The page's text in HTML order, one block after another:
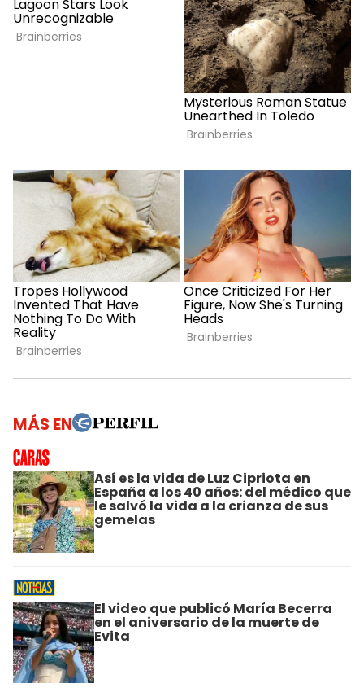
MÁS EN
Así es la vida de Luz Cipriota en
España a los 40 años: del médico que
le salvó la vida a la crianza de sus
gemelas
El video que publicó María Becerra
en el aniversario de la muerte de
Evita